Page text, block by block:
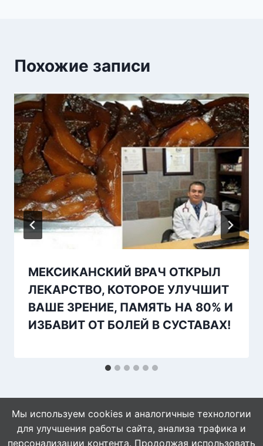
Похожие записи
МЕКСИКАНСКИЙ ВРАЧ ОТКРЫЛ
ЛЕКАРСТВО, КОТОРОЕ УЛУЧШИТ
ВАШЕ ЗРЕНИЕ, ПАМЯТЬ НА 80% И
ИЗБАВИТ ОТ БОЛЕЙ В СУСТАВАХ!
Мы используем cookies и аналогичные технологии
для улучшения работы сайта, анализа трафика и
персонализации контента. Продолжая использовать